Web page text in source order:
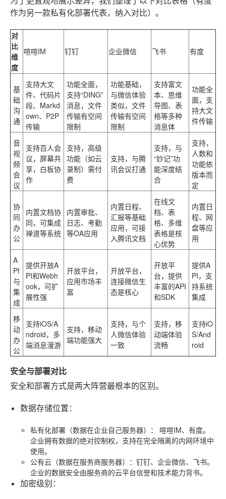
作为另一款私有化部署代表，纳入对比）。
对
比
维
度
喧喧IM 钉钉 企业微信 飞书 有度
基
础
沟
通
支持大文
件、代码片
段、Markd
own、P2P
传输
功能全面，
支持“DING”
消息，文件
传输有空间
限制
功能基础，
与微信体验
类似，文件
传输有空间
限制
支持富文
本、思维
导图、表
格等多种
消息体
功能全
面，支
持大文
件传输
音
视
频
会
议
支持百人会
议，屏幕共
享，白板协
作
支持，高级
功能（如云
录制）需付
费
支持，与腾
讯会议打通
支持，与
“妙记”功
能深度结
合
支持，
人数和
功能依
版本而
定
协
同
办
公
内置文档协
同，可集成
禅道等系统
内置审批、
日志、考勤
等OA应用
内置日程、
汇报等基础
应用，可接
入腾讯文档
在线文
档、表
格、多维
表格是核
心优势
内置日
程、网
盘等应
用
A
PI
与
集
成
提供开放A
PI和Webh
ook，可扩
展性强
开放平台，
应用市场丰
富
开放平台，
连接微信生
态是核心
开放平
台，提供
丰富的API
和SDK
提供A
PI，支
持系统
集成
移
动
办
公
支持iOS/A
ndroid，多
端消息漫游
支持，移动
端功能强大
支持，与个
人微信体验
一致
支持，移
动端体验
流畅
支持iO
S/And
roid
安全与部署对比
安全和部署方式是两大阵营最根本的区别。
数据存储位置 ：
私有化部署（数据在企业自己服务器） ： 喧喧IM、有度。
企业拥有数据的绝对控制权，支持在完全隔离的内网环境中
使用。
公有云（数据在服务商服务器） ：钉钉、企业微信、飞书。
企业的数据安全由服务商的云平台信誉和技术能力背书。
加密级别 ：